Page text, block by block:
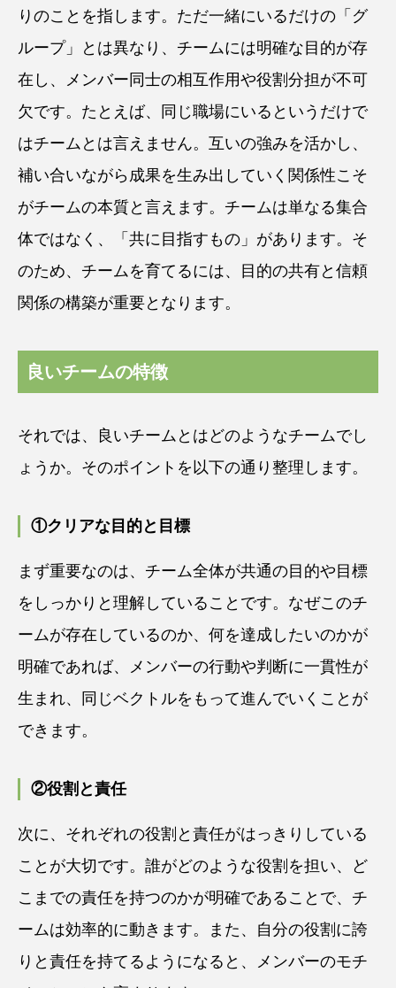
りのことを指します。ただ一緒にいるだけの「グ
ループ」とは異なり、チームには明確な目的が存
在し、メンバー同士の相互作用や役割分担が不可
欠です。たとえば、同じ職場にいるというだけで
はチームとは言えません。互いの強みを活かし、
補い合いながら成果を生み出していく関係性こそ
がチームの本質と言えます。チームは単なる集合
体ではなく、「共に目指すもの」があります。そ
のため、チームを育てるには、目的の共有と信頼
関係の構築が重要となります。
良いチームの特徴
それでは、良いチームとはどのようなチームでし
ょうか。そのポイントを以下の通り整理します。
①クリアな目的と目標
まず重要なのは、チーム全体が共通の目的や目標
をしっかりと理解していることです。なぜこのチ
ームが存在しているのか、何を達成したいのかが
明確であれば、メンバーの行動や判断に一貫性が
生まれ、同じベクトルをもって進んでいくことが
できます。
②役割と責任
次に、それぞれの役割と責任がはっきりしている
ことが大切です。誰がどのような役割を担い、ど
こまでの責任を持つのかが明確であることで、チ
ームは効率的に動きます。また、自分の役割に誇
りと責任を持てるようになると、メンバーのモチ